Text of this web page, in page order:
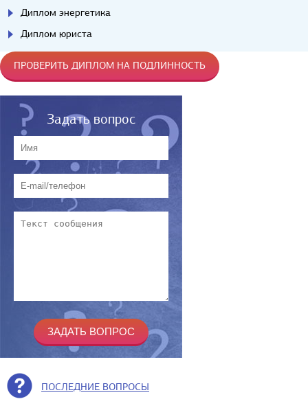
Диплом энергетика
Диплом юриста
ПРОВЕРИТЬ ДИПЛОМ НА ПОДЛИННОСТЬ
Задать вопрос
ПОСЛЕДНИЕ ВОПРОСЫ